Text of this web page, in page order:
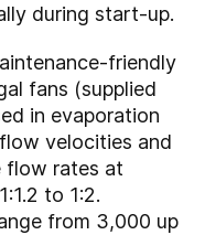
during start-up.
friendly
fans (supplied
in evaporation
velocities and
flow rates at
to 1:2.
from 3,000 up